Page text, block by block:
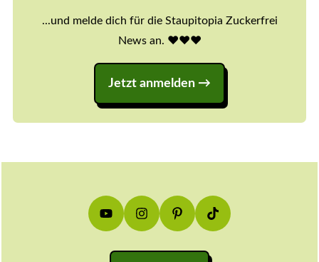
...und melde dich für die Staupitopia Zuckerfrei
News an. ♥️♥️♥️
Jetzt anmelden